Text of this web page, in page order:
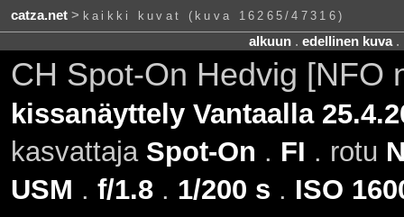
catza.net> kaikki kuvat (kuva 16265/47316)
alkuun. edellinen kuva.
CH Spot-On Hedvig [NFO
kissanäyttely Vantaalla
kasvattaja Spot-On . FI . rotu
USM . f/1.8. 1/200 s . ISO